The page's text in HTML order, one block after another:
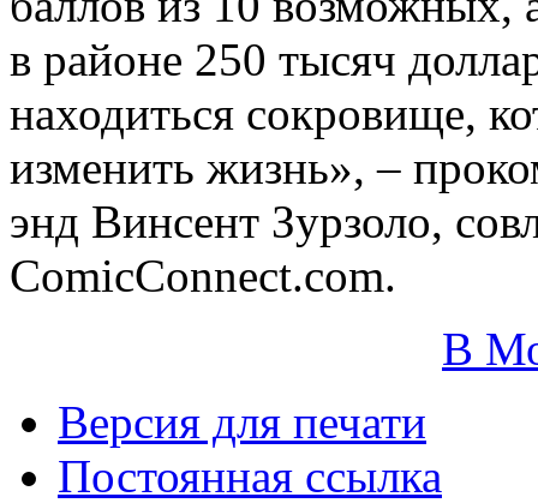
в районе 250 тысяч
находиться сокровище,
изменить жизнь», –
энд Винсент Зурзоло,
ComicConnect.com.
В
Версия для печати
Постоянная ссылка